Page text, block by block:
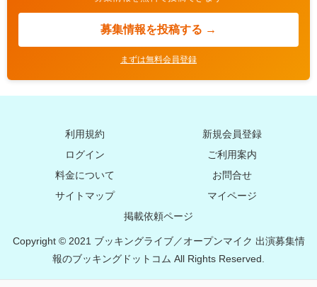
募集情報を投稿する →
まずは無料会員登録
利用規約
新規会員登録
ログイン
ご利用案内
料金について
お問合せ
サイトマップ
マイページ
掲載依頼ページ
Copyright © 2021 ブッキングライブ／オープンマイク 出演募集情
報のブッキングドットコム All Rights Reserved.